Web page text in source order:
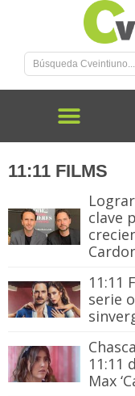
11:11 FILMS
clave
11:11
serie
11:11
Max